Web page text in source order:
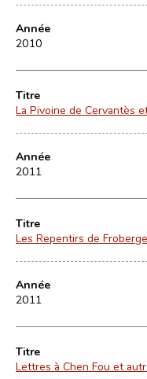
Année
2010
Titre
La Pivoine de Cervantès
Année
2011
Titre
Les Repentirs de
Année
2011
Titre
Lettres à Chen Fou et